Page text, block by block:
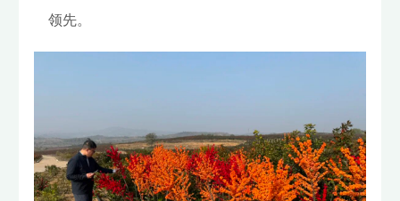
领先。